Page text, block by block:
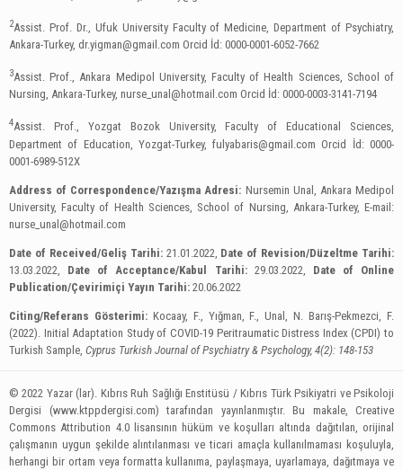
2Assist. Prof. Dr., Ufuk University Faculty of Medicine, Department of Psychiatry,
Ankara-Turkey, dr.yigman@gmail.com Orcid İd: 0000-0001-6052-7662
3Assist. Prof., Ankara Medipol University, Faculty of Health Sciences, School of
Nursing, Ankara-Turkey, nurse_unal@hotmail.com Orcid İd: 0000-0003-3141-7194
4Assist. Prof., Yozgat Bozok University, Faculty of Educational Sciences,
Department of Education, Yozgat-Turkey,fulyabaris@gmail.com Orcid İd: 0000-
0001-6989-512X
Address of Correspondence/Yazışma Adresi: Nursemin Unal, Ankara Medipol
University, Faculty of Health Sciences, School of Nursing, Ankara-Turkey, E-mail:
nurse_unal@hotmail.com
Date of Received/Geliş Tarihi: 21.01.2022, Date of Revision/Düzeltme Tarihi:
13.03.2022, Date of Acceptance/Kabul Tarihi: 29.03.2022, Date of Online
Publication/Çevirimiçi Yayın Tarihi: 20.06.2022
Citing/Referans Gösterimi:Kocaay, F., Yığman, F., Unal, N. Barış-Pekmezci, F.
(2022). Initial Adaptation Study of COVID-19 Peritraumatic Distress Index (CPDI) to
Turkish Sample, Cyprus Turkish Journal of Psychiatry & Psychology, 4(2): 148-153
© 2022 Yazar (lar). Kıbrıs Ruh Sağlığı Enstitüsü / Kıbrıs Türk Psikiyatri ve Psikoloji
Dergisi (www.ktppdergisi.com) tarafından yayınlanmıştır. Bu makale, Creative
Commons Attribution 4.0 lisansının hüküm ve koşulları altında dağıtılan, orijinal
çalışmanın uygun şekilde alıntılanması ve ticari amaçla kullanılmaması koşuluyla,
herhangi bir ortam veya formatta kullanıma, paylaşmaya, uyarlamaya, dağıtmaya ve